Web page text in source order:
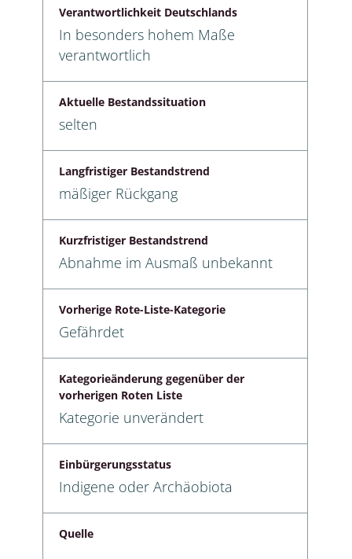
Verantwortlichkeit Deutschlands
In besonders hohem Maße
verantwortlich
Aktuelle Bestandssituation
selten
Langfristiger Bestandstrend
mäßiger Rückgang
Kurzfristiger Bestandstrend
Abnahme im Ausmaß unbekannt
Vorherige Rote-Liste-Kategorie
Gefährdet
Kategorieänderung gegenüber der
vorherigen Roten Liste
Kategorie unverändert
Einbürgerungsstatus
Indigene oder Archäobiota
Quelle